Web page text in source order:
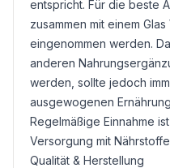
entspricht. Für die beste
zusammen mit einem
eingenommen werden.
anderen
werden, sollte jedoch
ausgewogenen
Regelmäßige Einnahme
Versorgung mit
Qualität & Herstellung